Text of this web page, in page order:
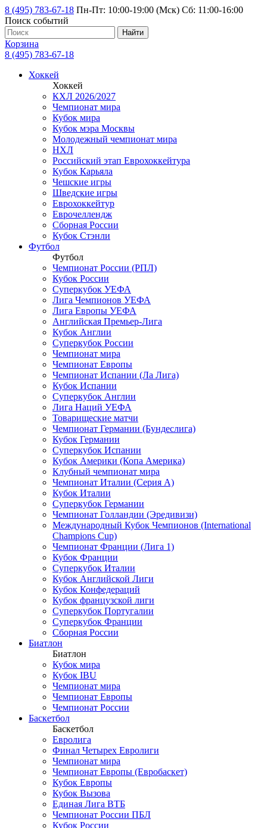
8 (495) 783-67-18 Пн-Пт: 10:00-19:00 (Мск) Сб: 11:00-16:00
Поиск событий
Найти
Корзина
8 (495) 783-67-18
Хоккей
Хоккей
КХЛ 2026/2027
Чемпионат мира
Кубок мира
Кубок мэра Москвы
Молодежный чемпионат мира
НХЛ
Российский этап Еврохоккейтура
Кубок Карьяла
Чешские игры
Шведские игры
Еврохоккейтур
Еврочеллендж
Сборная России
Кубок Стэнли
Футбол
Футбол
Чемпионат России (РПЛ)
Кубок России
Суперкубок УЕФА
Лига Чемпионов УЕФА
Лига Европы УЕФА
Английская Премьер-Лига
Кубок Англии
Суперкубок России
Чемпионат мира
Чемпионат Европы
Чемпионат Испании (Ла Лига)
Кубок Испании
Суперкубок Англии
Лига Наций УЕФА
Товарищеские матчи
Чемпионат Германии (Бундеслига)
Кубок Германии
Суперкубок Испании
Кубок Америки (Копа Америка)
Клубный чемпионат мира
Чемпионат Италии (Серия А)
Кубок Италии
Суперкубок Германии
Чемпионат Голландии (Эредивизи)
Международный Кубок Чемпионов (International
Champions Cup)
Чемпионат Франции (Лига 1)
Кубок Франции
Суперкубок Италии
Кубок Английской Лиги
Кубок Конфедераций
Кубок французской лиги
Суперкубок Португалии
Суперкубок Франции
Сборная России
Биатлон
Биатлон
Кубок мира
Кубок IBU
Чемпионат мира
Чемпионат Европы
Чемпионат России
Баскетбол
Баскетбол
Евролига
Финал Четырех Евролиги
Чемпионат мира
Чемпионат Европы (Евробаскет)
Кубок Европы
Кубок Вызова
Единая Лига ВТБ
Чемпионат России ПБЛ
Кубок России